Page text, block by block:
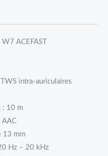
ACEFAST
intra-auriculaires
: 10 m
AAC
13 mm
Hz – 20 kHz